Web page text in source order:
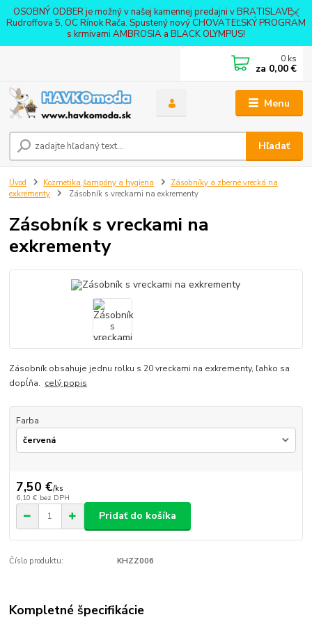
OSOBNÝ ODBER je možný v našej kamennej predajni v BRATISLAVE -
Rudroffova 5, OC Rínok Rača. Spustený nový CHOVATEĽSKÝ PROGRAM
s krmivami AMBROSIA a BLACK OLYMPUS!
Menu
Hľadať
0 ks
za 0,00 €
Úvod Kozmetika,šampóny a hygiena
Zásobníky a zberné vrecká na
exkrementy
Zásobník s vreckami na exkrementy
Zásobník s vreckami na
exkrementy
Zásobník obsahuje jednu rolku s 20 vreckami na exkrementy, ľahko sa
dopĺňa. celý popis
Farba
7,50 €/ks
6,10 € bez DPH
Pridať do košíka
Číslo produktu: KHZZ006
Kompletné špecifikácie